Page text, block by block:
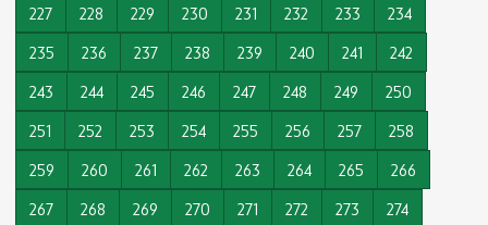
227
228 229 230 231 232 233
234
235
236 237 238 239 240 241
242
243
244 245 246 247 248 249
250
251
252 253 254 255 256 257
258
259
260 261 262 263 264 265
266
267
268 269 270 271 272 273
274